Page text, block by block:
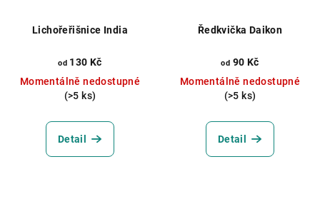
Lichořeřišnice India
od 130 Kč
Momentálně nedostupné
(>5 ks)
Detail
Ředkvička Daikon
od 90 Kč
Momentálně nedostupné
(>5 ks)
Detail